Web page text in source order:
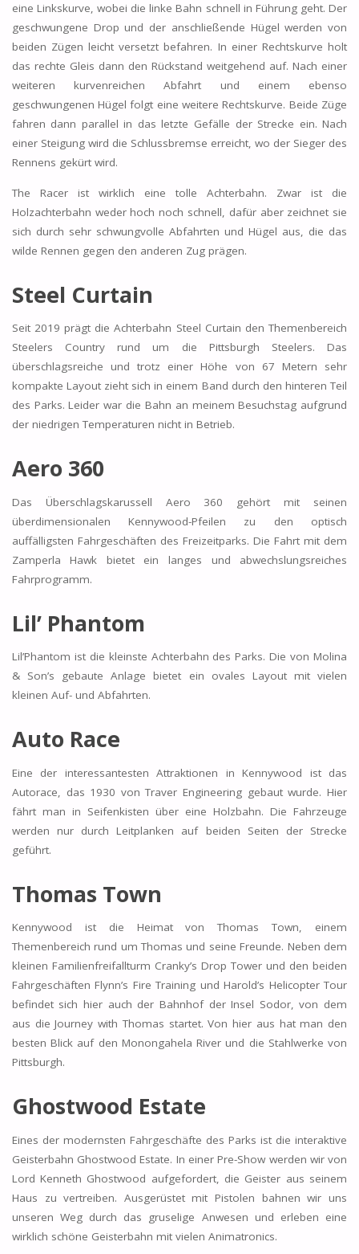
eine Linkskurve, wobei die linke Bahn schnell in Führung geht. Der
geschwungene Drop und der anschließende Hügel werden von
beiden Zügen leicht versetzt befahren. In einer Rechtskurve holt
das rechte Gleis dann den Rückstand weitgehend auf. Nach einer
weiteren kurvenreichen Abfahrt und einem ebenso
geschwungenen Hügel folgt eine weitere Rechtskurve. Beide Züge
fahren dann parallel in das letzte Gefälle der Strecke ein. Nach
einer Steigung wird die Schlussbremse erreicht, wo der Sieger des
Rennens gekürt wird.
The Racer ist wirklich eine tolle Achterbahn. Zwar ist die
Holzachterbahn weder hoch noch schnell, dafür aber zeichnet sie
sich durch sehr schwungvolle Abfahrten und Hügel aus, die das
wilde Rennen gegen den anderen Zug prägen.
Steel Curtain
Seit 2019 prägt die Achterbahn Steel Curtain den Themenbereich
Steelers Country rund um die Pittsburgh Steelers. Das
überschlagsreiche und trotz einer Höhe von 67 Metern sehr
kompakte Layout zieht sich in einem Band durch den hinteren Teil
des Parks. Leider war die Bahn an meinem Besuchstag aufgrund
der niedrigen Temperaturen nicht in Betrieb.
Aero 360
Das Überschlagskarussell Aero 360 gehört mit seinen
überdimensionalen Kennywood-Pfeilen zu den optisch
auffälligsten Fahrgeschäften des Freizeitparks. Die Fahrt mit dem
Zamperla Hawk bietet ein langes und abwechslungsreiches
Fahrprogramm.
Lil’ Phantom
Lil’Phantom ist die kleinste Achterbahn des Parks. Die von Molina
& Son’s gebaute Anlage bietet ein ovales Layout mit vielen
kleinen Auf- und Abfahrten.
Auto Race
Eine der interessantesten Attraktionen in Kennywood ist das
Autorace, das 1930 von Traver Engineering gebaut wurde. Hier
fährt man in Seifenkisten über eine Holzbahn. Die Fahrzeuge
werden nur durch Leitplanken auf beiden Seiten der Strecke
geführt.
Thomas Town
Kennywood ist die Heimat von Thomas Town, einem
Themenbereich rund um Thomas und seine Freunde. Neben dem
kleinen Familienfreifallturm Cranky’s Drop Tower und den beiden
Fahrgeschäften Flynn’s Fire Training und Harold’s Helicopter Tour
befindet sich hier auch der Bahnhof der Insel Sodor, von dem
aus die Journey with Thomas startet. Von hier aus hat man den
besten Blick auf den Monongahela River und die Stahlwerke von
Pittsburgh.
Ghostwood Estate
Eines der modernsten Fahrgeschäfte des Parks ist die interaktive
Geisterbahn Ghostwood Estate. In einer Pre-Show werden wir von
Lord Kenneth Ghostwood aufgefordert, die Geister aus seinem
Haus zu vertreiben. Ausgerüstet mit Pistolen bahnen wir uns
unseren Weg durch das gruselige Anwesen und erleben eine
wirklich schöne Geisterbahn mit vielen Animatronics.